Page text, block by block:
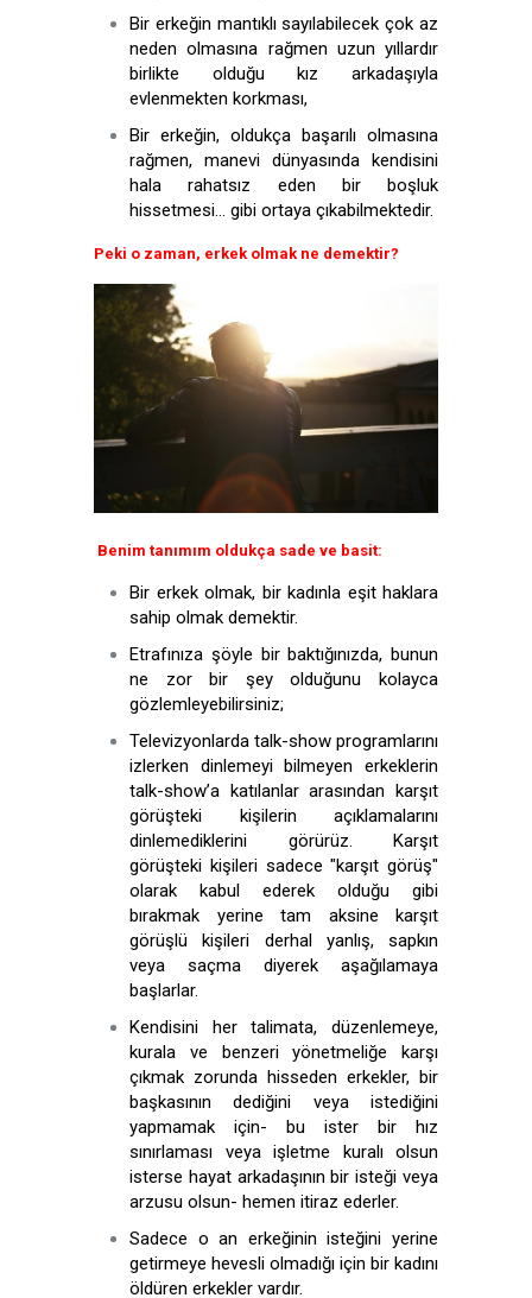
Bir erkeğin mantıklı sayılabilecek çok az
neden olmasına rağmen uzun yıllardır
birlikte olduğu kız arkadaşıyla
evlenmekten korkması,
Bir erkeğin, oldukça başarılı olmasına
rağmen, manevi dünyasında kendisini
hala rahatsız eden bir boşluk
hissetmesi… gibi ortaya çıkabilmektedir.
Peki o zaman, erkek olmak ne demektir?
Benim tanımım oldukça sade ve basit:
Bir erkek olmak, bir kadınla eşit haklara
sahip olmak demektir.
Etrafınıza şöyle bir baktığınızda, bunun
ne zor bir şey olduğunu kolayca
gözlemleyebilirsiniz;
Televizyonlarda talk-show programlarını
izlerken dinlemeyi bilmeyen erkeklerin
talk-show’a katılanlar arasından karşıt
görüşteki kişilerin açıklamalarını
dinlemediklerini görürüz. Karşıt
görüşteki kişileri sadece "karşıt görüş"
olarak kabul ederek olduğu gibi
bırakmak yerine tam aksine karşıt
görüşlü kişileri derhal yanlış, sapkın
veya saçma diyerek aşağılamaya
başlarlar.
Kendisini her talimata, düzenlemeye,
kurala ve benzeri yönetmeliğe karşı
çıkmak zorunda hisseden erkekler, bir
başkasının dediğini veya istediğini
yapmamak için- bu ister bir hız
sınırlaması veya işletme kuralı olsun
isterse hayat arkadaşının bir isteği veya
arzusu olsun- hemen itiraz ederler.
Sadece o an erkeğinin isteğini yerine
getirmeye hevesli olmadığı için bir kadını
öldüren erkekler vardır.